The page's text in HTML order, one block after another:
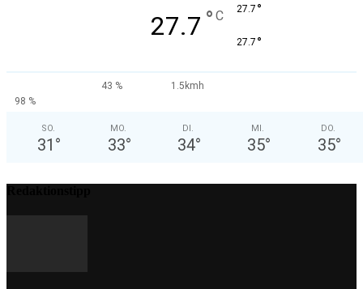
27.7 ° C 27.7 °
27.7 °
43 %
1.5kmh
98 %
SO.
31 °
MO.
33°
DI.
34°
MI.
35°
DO.
35°